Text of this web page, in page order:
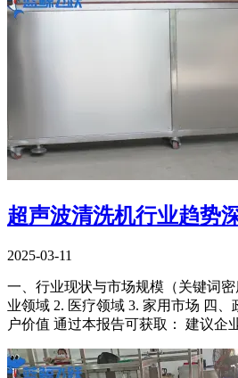
超声波清洗机行业趋势
2025-03-11
一、行业现状与市场规模（关键词
业领域 2. 医疗领域 3. 家用市场 四
户价值 通过本报告可获取： 建议企